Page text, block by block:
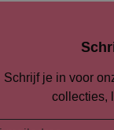
Schrijf je in voor
collecties,